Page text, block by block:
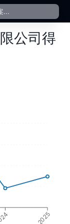
menu
公司得
2025